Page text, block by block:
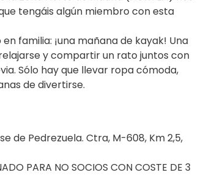
tengáis algún miembro con esta
familia: ¡una mañana de kayak! Una
y compartir un rato juntos con
Sólo hay que llevar ropa cómoda,
de divertirse.
de Pedrezuela. Ctra, M-608, Km 2,5,
PARA NO SOCIOS CON COSTE DE 3